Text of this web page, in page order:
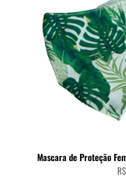
Mascara de Proteção
R$